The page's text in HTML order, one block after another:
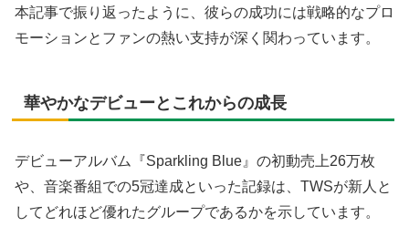
本記事で振り返ったように、彼らの成功には戦略的なプロ
モーションとファンの熱い支持が深く関わっています。
華やかなデビューとこれからの成長
デビューアルバム『Sparkling Blue』の初動売上26万枚
や、音楽番組での5冠達成といった記録は、TWSが新人と
してどれほど優れたグループであるかを示しています。